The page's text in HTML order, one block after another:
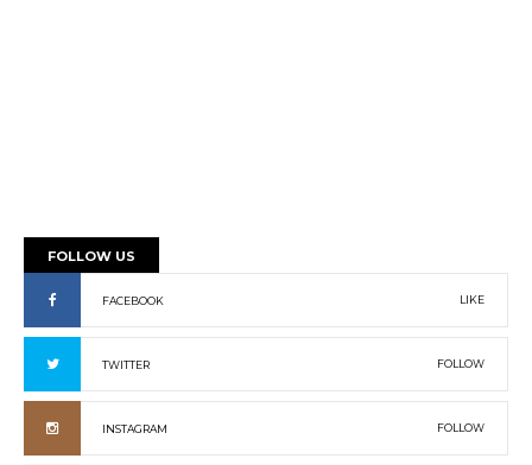
FOLLOW US
FACEBOOK LIKE
TWITTER FOLLOW
INSTAGRAM FOLLOW